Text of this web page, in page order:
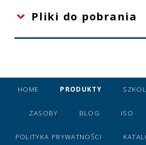
Pliki do pobrania
HOME PRODUKTY
ZASOBY BLOG ISO
POLITYKA PRYWATNOŚCI